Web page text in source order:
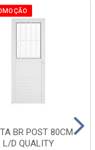
BR POST 80CM
L/D QUALITY